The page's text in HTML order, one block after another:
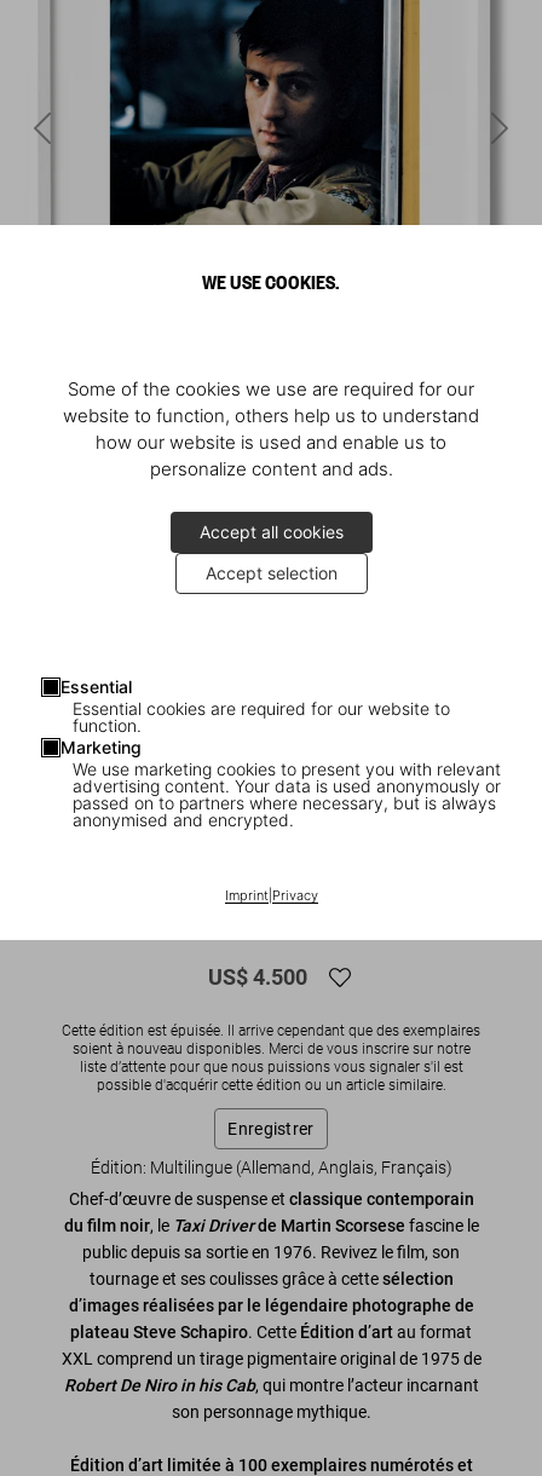
WE USE COOKIES.
Some of the cookies we use are required for our
website to function, others help us to understand
how our website is used and enable us to
personalize content and ads.
Accept all cookies
Accept selection
Essential
Essential cookies are required for our website to
function.
Marketing
We use marketing cookies to present you with relevant
advertising content. Your data is used anonymously or
passed on to partners where necessary, but is always
anonymised and encrypted.
Imprint| Privacy
1/ 13
Steve Schapiro. Taxi Driver, Art Edition
US$ 4.500
Cette édition est épuisée. Il arrive cependant que des exemplaires
soient à nouveau disponibles. Merci de vous inscrire sur notre
liste d’attente pour que nous puissions vous signaler s'il est
possible d'acquérir cette édition ou un article similaire.
Enregistrer
Édition: Multilingue (Allemand, Anglais, Français)
Chef-d’œuvre de suspense et classique contemporain
du film noir, le Taxi Driverde Martin Scorsese fascine le
public depuis sa sortie en 1976. Revivez le film, son
tournage et ses coulisses grâce à cettesélection
d’images réalisées par le légendaire photographe de
plateau Steve Schapiro. Cette Édition d’artau format
XXL comprend un tirage pigmentaire original de 1975 de
Robert De Niro in his Cab, qui montre l’acteur incarnant
son personnage mythique.
Édition d’art limitée à 100 exemplaires numérotés et